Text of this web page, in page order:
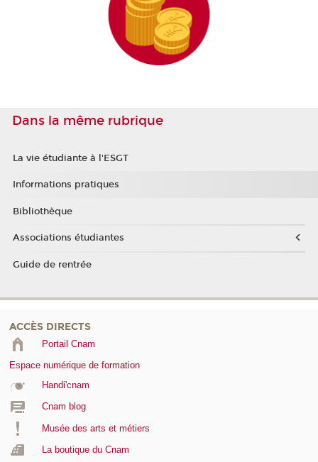
Dans la même rubrique
La vie étudiante à l'ESGT
Informations pratiques
Bibliothèque
Associations étudiantes
Guide de rentrée
ACCÈS DIRECTS
Portail Cnam
Espace numérique de formation
Handi'cnam
Cnam blog
Musée des arts et métiers
La boutique du Cnam